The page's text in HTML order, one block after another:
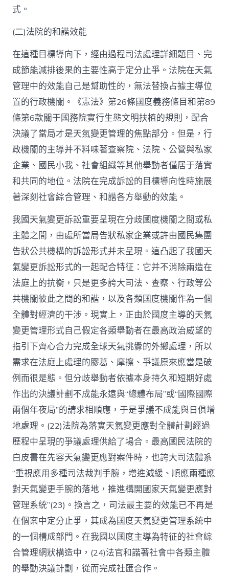
式。
(二)法院的和諧效能
在這種目標導向下，經由過程司法處理詳細題目、完
成節能減排後果的主要性高于定分止爭。法院在天氣
管理中的效能自己是幫助性的，無法替換占據主導位
置的行政機關。《憲法》第26條國度義務條目和第89
條第6款關于國務院實行生態文明扶植的規則，配合
決議了當局才是天氣變更管理的焦點部分。但是，行
政機關的主導并不料味著查察院、法院、公營與私家
企業、國民小我、社會組織等其他舉動者僅居于落實
和共同的地位。法院在完成訴訟的目標導向性時施展
著深刻社會綜合管理、和諧各方舉動的效能。
我國天氣變更訴訟重要呈現在分歧國度機關之間或私
主體之間，由處所當局告狀私家企業或許由國民集團
告狀公共機構的訴訟形式并未呈現。這凸起了我國天
氣變更訴訟形式的一起配合特征：它并不消除兩造在
法庭上的抗衡，只是更多誇大司法、查察、行政等公
共機關彼此之間的和諧，以及各類國度機關作為一個
全體對經濟的干涉。現實上，正由於國度主導的天氣
變更管理形式自己假定各類舉動者在最高政治威望的
指引下齊心合力完成全球天氣挑釁的外鄉處理，所以
需求在法庭上處理的膠葛、摩擦、爭議原來應當是破
例而很是態。但分歧舉動者依據本身持久和短期好處
作出的決議計劃不成能永遠與“總體布局”或“國際國際
兩個年夜局”的請求相順應，于是爭議不成能與日俱增
地處理。(22)法院為落實天氣變更應對全體計劃經過
歷程中呈現的爭議處理供給了場合。最高國民法院的
白皮書在先容天氣變更應對案件時，也誇大司法體系
“重視應用多種司法裁判手腕，增進減緩、順應兩種應
對天氣變更手腕的落地，推進構開國家天氣變更應對
管理系統”(23)。換言之，司法最主要的效能已不再是
在個案中定分止爭，其成為國度天氣變更管理系統中
的一個構成部門。在我國以國度主導為特征的社會綜
合管理網狀構造中，(24)法官和諧著社會中各類主體
的舉動決議計劃，從而完成社匯合作。